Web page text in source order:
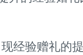
验赠礼的